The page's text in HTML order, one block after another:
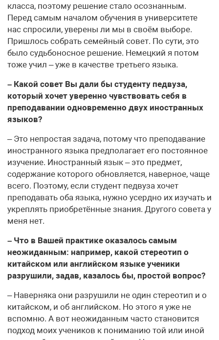
класса, поэтому решение стало осознанным.
Перед самым началом обучения в университете
нас спросили, уверены ли мы в своём выборе.
Пришлось собрать семейный совет. По сути, это
было судьбоносное решение. Немецкий я потом
тоже учил – уже в качестве третьего языка.
– Какой совет Вы дали бы студенту педвуза,
который хочет уверенно чувствовать себя в
преподавании одновременно двух иностранных
языков?
– Это непростая задача, потому что преподавание
иностранного языка предполагает его постоянное
изучение. Иностранный язык – это предмет,
содержание которого обновляется, наверное, чаще
всего. Поэтому, если студент педвуза хочет
преподавать оба языка, нужно усердно их изучать и
укреплять приобретённые знания. Другого совета у
меня нет.
– Что в Вашей практике оказалось самым
неожиданным: например, какой стереотип о
китайском или английском языке ученики
разрушили, задав, казалось бы, простой вопрос?
– Наверняка они разрушили не один стереотип и о
китайском, и об английском. Но этого я уже не
вспомню. А вот неожиданным часто становится
подход моих учеников к пониманию той или иной